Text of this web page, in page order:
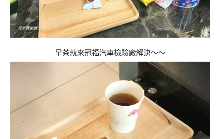
早茶就來冠福汽車檢驗廠解決～～